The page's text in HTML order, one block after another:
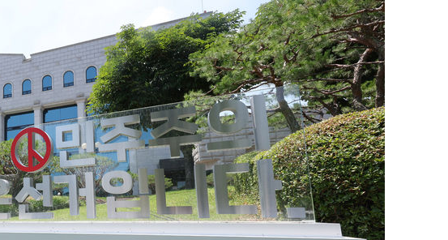
개장
개장
명 부상, 3명은 중
보'
부 케슘섬에서 두차
관세, 120일 후